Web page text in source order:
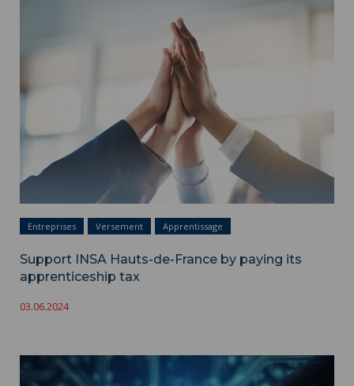
Entreprises Versement Apprentissage
Support INSA Hauts-de-France by paying its
apprenticeship tax
03.06.2024
Partnerships ">